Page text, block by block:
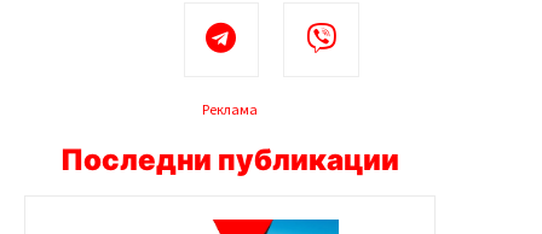
Реклама
Последни публикации